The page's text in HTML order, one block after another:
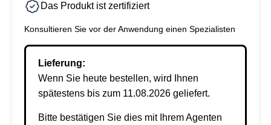
Das Produkt ist zertifiziert
Konsultieren Sie vor der Anwendung einen Spezialisten
Lieferung:
Wenn Sie heute bestellen, wird Ihnen
spätestens bis zum 11.08.2026 geliefert.
Bitte bestätigen Sie dies mit Ihrem Agenten